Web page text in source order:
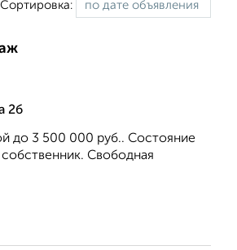
Сортировка:
2б
до 3 500 000 руб.. Состояние
Свободная